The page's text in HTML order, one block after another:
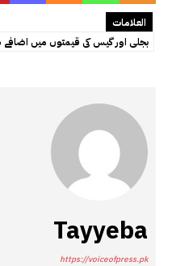
العلامات
بجلی اور گیس کی قیمتوں میں اضافے
Tayyeba
https://voiceofpress.pk